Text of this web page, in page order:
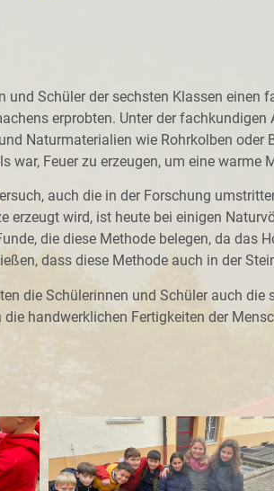
und Schüler der sechsten Klassen
erprobten. Unter der
Naturmaterialien wie Rohrkolben
war, Feuer zu erzeugen, um eine
auch die in der Forschung
erzeugt wird, ist heute bei einigen
die diese Methode belegen, da das
dass diese Methode auch in der
die Schülerinnen und Schüler auch
handwerklichen Fertigkeiten der